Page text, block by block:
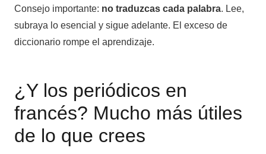
Consejo importante: no traduzcas cada palabra. Lee,
subraya lo esencial y sigue adelante. El exceso de
diccionario rompe el aprendizaje.
¿Y los periódicos en
francés? Mucho más útiles
de lo que crees